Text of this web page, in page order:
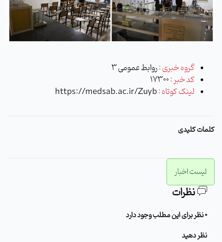
گروه خبری :روابط عمومی 3
کد خبر :17300
لینک کوتاه :https://medsab.ac.ir/Zuyb
کلمات کلیدی
لیست اخبار
نظرات
0 نظر برای این مطلب وجود دارد
نظر دهید